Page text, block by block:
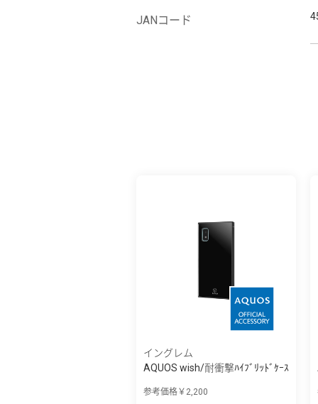
JANコード
イングレム
AQUOS wish/耐衝撃ﾊｲﾌﾞﾘｯﾄﾞｹｰｽ
参考価格￥2,200